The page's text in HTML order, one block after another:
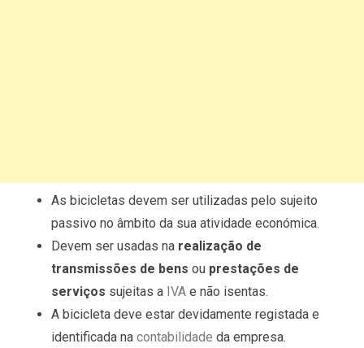
As bicicletas devem ser utilizadas pelo sujeito
passivo no âmbito da sua atividade económica.
Devem ser usadas na realização de
transmissões de bens ou prestações de
serviços sujeitas a IVA e não isentas.
A bicicleta deve estar devidamente registada e
identificada na contabilidade da empresa.